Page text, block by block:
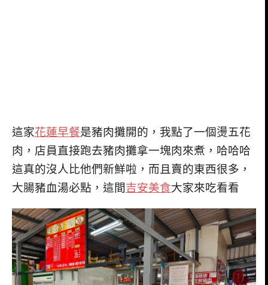
這家花蓮早餐是豬肉攤開的，我點了一個燙五花
肉，店員直接跑去豬肉攤拿一塊肉來煮，哈哈哈
這真的沒人比他們新鮮啦，而且賣的東西很多，
大腸豬血湯必點，這間吉安美食大家來吃看看